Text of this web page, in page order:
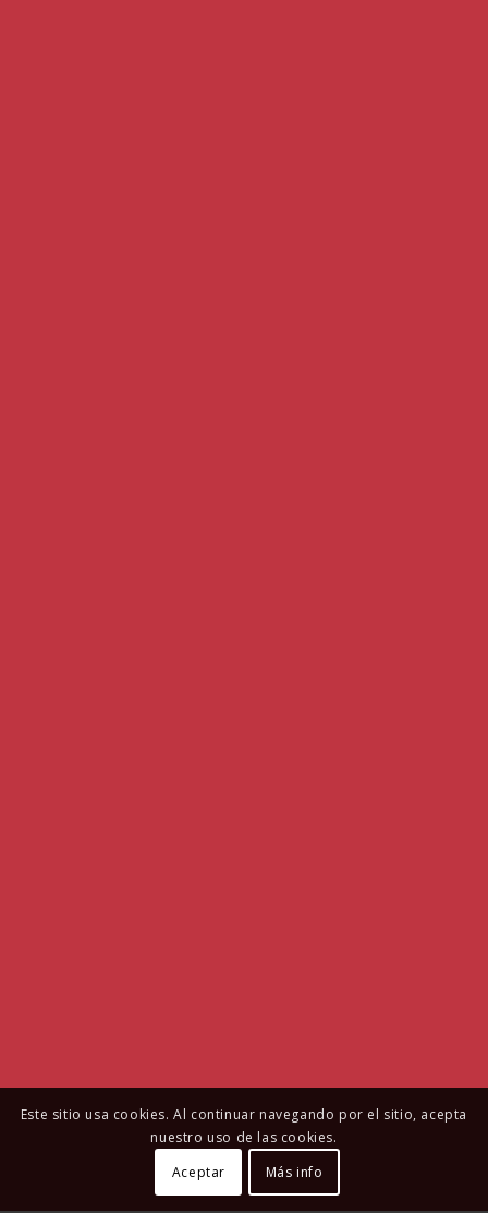
Este sitio usa cookies. Al continuar navegando por el sitio, acepta
nuestro uso de las cookies.
Aceptar
Más info